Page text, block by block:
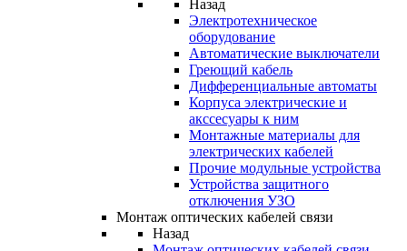
Назад
Электротехническое
оборудование
Автоматические выключатели
Греющий кабель
Дифференциальные автоматы
Корпуса электрические и
акссесуары к ним
Монтажные материалы для
электрических кабелей
Прочие модульные устройства
Устройства защитного
отключения УЗО
Монтаж оптических кабелей связи
Назад